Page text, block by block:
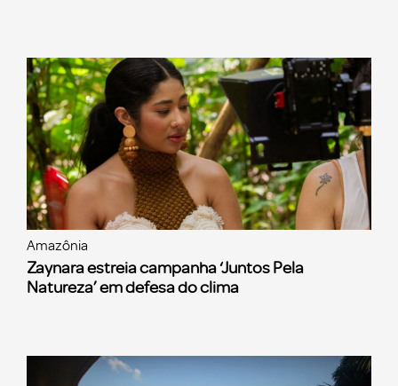
Amazônia
Zaynara estreia campanha ‘Juntos Pela
Natureza’ em defesa do clima